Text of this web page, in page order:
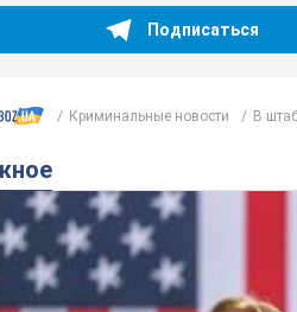
Подписаться
Криминальные новости В